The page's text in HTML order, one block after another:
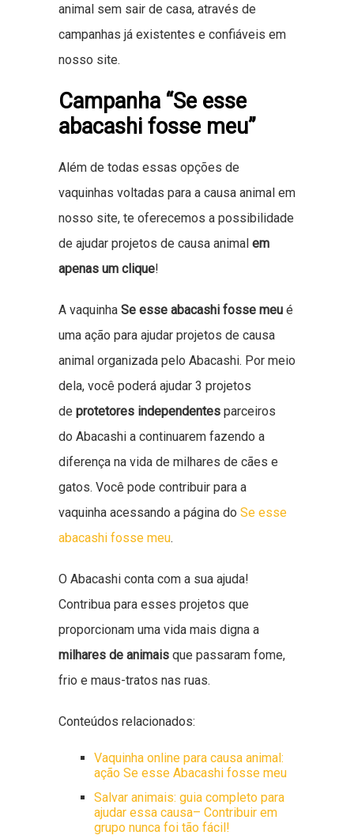
animal sem sair de casa, através de
campanhas já existentes e confiáveis em
nosso site.
Campanha “Se esse
abacashi fosse meu”
Além de todas essas opções de
vaquinhas voltadas para a causa animal em
nosso site, te oferecemos a possibilidade
de ajudar projetos de causa animal em
apenas um clique!
A vaquinha Se esse abacashi fosse meu é
uma ação para ajudar projetos de causa
animal organizada pelo Abacashi. Por meio
dela, você poderá ajudar 3 projetos
de protetores independentes parceiros
do Abacashi a continuarem fazendo a
diferença na vida de milhares de cães e
gatos. Você pode contribuir para a
vaquinha acessando a página do Se esse
abacashi fosse meu.
O Abacashi conta com a sua ajuda!
Contribua para esses projetos que
proporcionam uma vida mais digna a
milhares de animais que passaram fome,
frio e maus-tratos nas ruas.
Conteúdos relacionados:
Vaquinha online para causa animal:
ação Se esse Abacashi fosse meu
Salvar animais: guia completo para
ajudar essa causa– Contribuir em
grupo nunca foi tão fácil!